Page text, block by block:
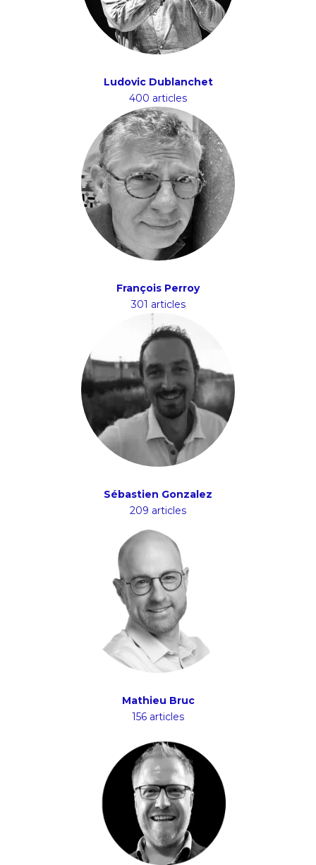
Ludovic Dublanchet
400 articles
François Perroy
301 articles
Sébastien Gonzalez
209 articles
Mathieu Bruc
156 articles